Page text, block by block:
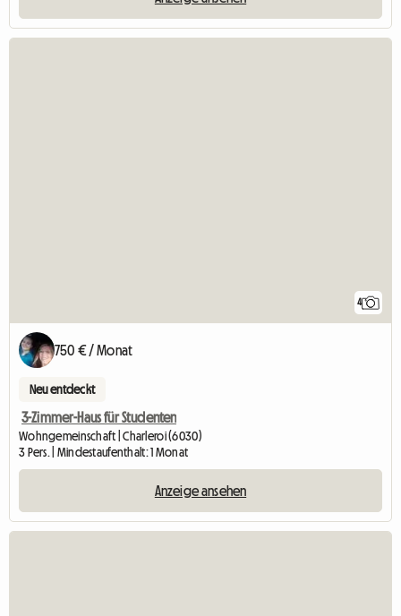
4
750 € / Monat
Neu entdeckt
3-Zimmer-Haus für Studenten
Wohngemeinschaft | Charleroi (6030)
3 Pers. | Mindestaufenthalt: 1 Monat
Anzeige ansehen